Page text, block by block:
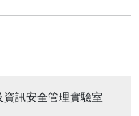
訊安全管理實驗室